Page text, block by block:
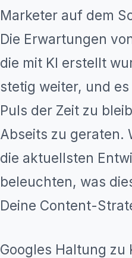
Marketer auf dem
Die Erwartungen
die mit KI erstellt
stetig weiter, und
Puls der Zeit zu
Abseits zu geraten.
die aktuellsten
beleuchten, was
Deine Content-
Googles Haltung zu